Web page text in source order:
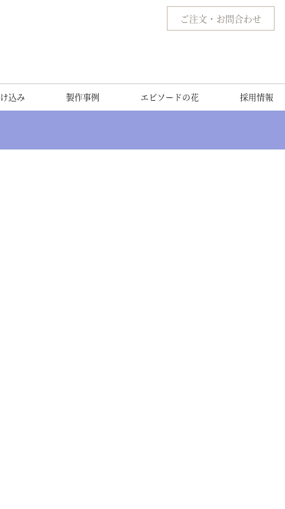
込み 製作事例 エピソードの花 採用情報
ご注文 ・ お問合わせ